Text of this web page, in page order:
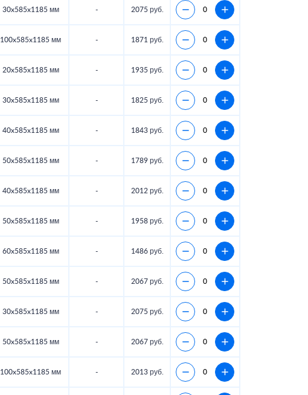
30x585x1185 мм - 2075 руб.
100x585x1185 мм - 1871 руб.
20x585x1185 мм - 1935 руб.
30x585x1185 мм - 1825 руб.
40x585x1185 мм - 1843 руб.
50x585x1185 мм - 1789 руб.
40x585x1185 мм - 2012 руб.
50x585x1185 мм - 1958 руб.
60x585x1185 мм - 1486 руб.
50x585x1185 мм - 2067 руб.
30x585x1185 мм - 2075 руб.
50x585x1185 мм - 2067 руб.
100x585x1185 мм - 2013 руб.